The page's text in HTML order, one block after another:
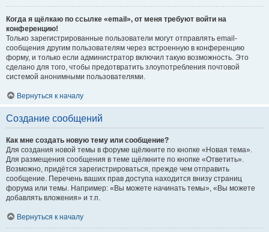
Когда я щёлкаю по ссылке «email», от меня требуют войти на
конференцию!
Только зарегистрированные пользователи могут отправлять email-
сообщения другим пользователям через встроенную в конференцию
форму, и только если администратор включил такую возможность. Это
сделано для того, чтобы предотвратить злоупотребления почтовой
системой анонимными пользователями.
Вернуться к началу
Создание сообщений
Как мне создать новую тему или сообщение?
Для создания новой темы в форуме щёлкните по кнопке «Новая тема».
Для размещения сообщения в теме щёлкните по кнопке «Ответить».
Возможно, придётся зарегистрироваться, прежде чем отправить
сообщение. Перечень ваших прав доступа находится внизу страниц
форума или темы. Например: «Вы можете начинать темы», «Вы можете
добавлять вложения» и т.п.
Вернуться к началу